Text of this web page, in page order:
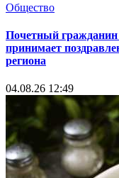
Общество
Почетный гражданин
принимает
региона
04.08.26 12:49